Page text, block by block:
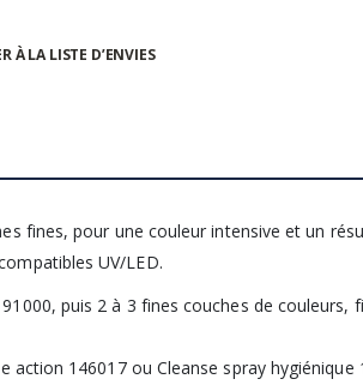
À LA LISTE D’ENVIES
fines, pour une couleur intensive et un
UV/LED.
puis 2 à 3 fines couches de couleurs,
action 146017 ou Cleanse spray hygiénique